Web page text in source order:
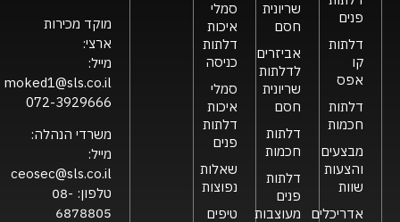
פנים
דלתות
קו
אפס
דלתות
חכמות
מבצעים
והצעות
שוות
אדריכלים
שריונית
חסם
אביזרים
לדלתות
שריונית
חסם
דלתות
חכמות
דלתות
פנים
מעוצבות
סמלי
איכות
דלתות
כניסה
סמלי
איכות
דלתות
פנים
שאלות
נפוצות
טיפים
מוקד מכירות
ארצי:
מייל:
moked1@sls.co.il
072-3929666
משרדי הנהלה:
מייל:
ceosec@sls.co.il
טלפון: 08-
6878805